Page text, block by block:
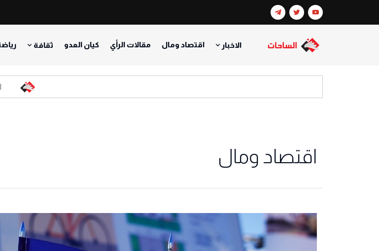
الاخبار اقتصاد ومال مقالات الرأي كيان العدو ثقافة
اعلام
اقتصاد ومال